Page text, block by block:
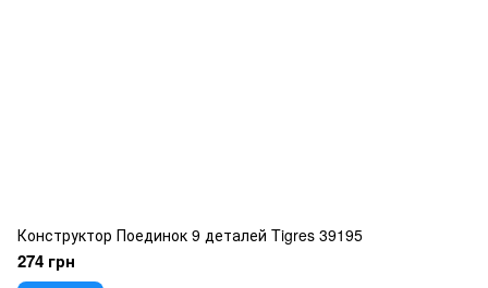
Конструктор Поединок 9 деталей Tigres 39195
274 грн